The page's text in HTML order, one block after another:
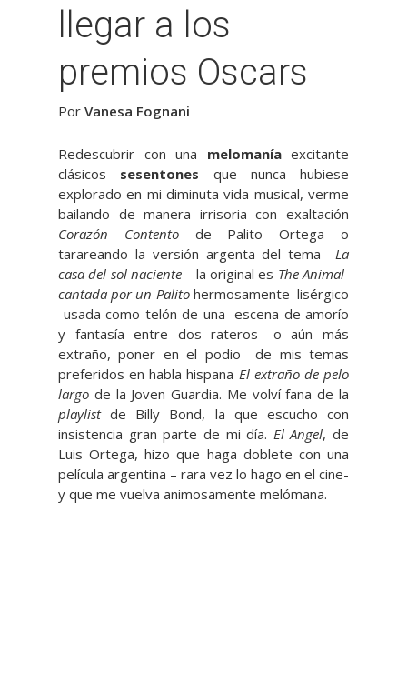
llegar a los
premios Oscars
Por Vanesa Fognani
Redescubrir con una melomaníaexcitante
clásicos sesentones que nunca hubiese
explorado en mi diminuta vida musical, verme
bailando de manera irrisoria con exaltación
Corazón Contentode Palito Ortega o
tarareando la versión argenta del tema
La
casa del sol naciente – la original es The Animal-
cantada por un Palito hermosamente lisérgico
-usada como telón de una escena de amorío
y fantasía entre dos rateros- o aún más
extraño, poner en el podio de mis temas
preferidos en habla hispana El extraño de pelo
largo de la Joven Guardia. Me volví fana de la
playlistde Billy Bond, la que escucho con
insistencia gran parte de mi día. El Angel, de
Luis Ortega, hizo que haga doblete con una
película argentina – rara vez lo hago en el cine-
y que me vuelva animosamente melómana.